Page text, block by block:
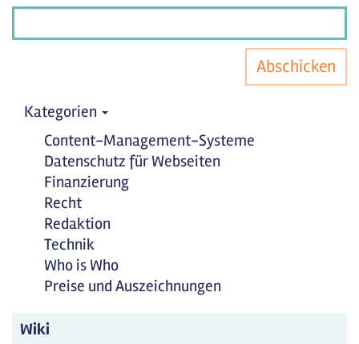
Abschicken
Kategorien
Content-Management-Systeme
Datenschutz für Webseiten
Finanzierung
Recht
Redaktion
Technik
Who is Who
Preise und Auszeichnungen
Wiki